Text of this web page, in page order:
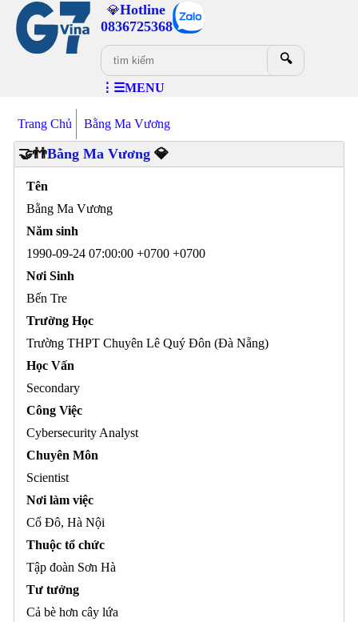
💎Hotline
0836725368
🔍
⋮☰MENU
Trang Chủ Bằng Ma Vương
🤝👬Bằng Ma Vương💎
Tên
Bằng Ma Vương
Năm sinh
1990-09-24 07:00:00 +0700 +0700
Nơi Sinh
Bến Tre
Trường Học
Trường THPT Chuyên Lê Quý Đôn (Đà Nẵng)
Học Vấn
Secondary
Công Việc
Cybersecurity Analyst
Chuyên Môn
Scientist
Nơi làm việc
Cổ Đô, Hà Nội
Thuộc tổ chức
Tập đoàn Sơn Hà
Tư tưởng
Cả bè hơn cây lứa